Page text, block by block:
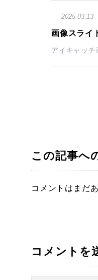
2025.03.13
画像スライ
アイキャッ
この記事へ
コメントはまだ
コメントを